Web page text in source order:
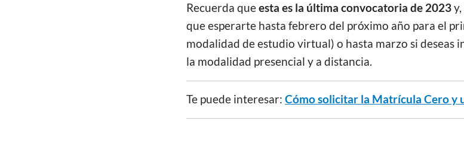
Recuerda queesta es la última convocatoria de 2023
que esperarte hasta febrero del próximo año para el
modalidad de estudio virtual) o hasta marzo si deseas
la modalidad presencial y a distancia.
Te puede interesar: Cómo solicitar la Matrícula Cero y